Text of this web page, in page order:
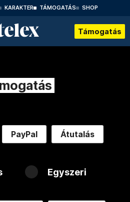
KARAKTER TÁMOGATÁS SHOP
Támogatás
PayPal Átutalás
Egyszeri